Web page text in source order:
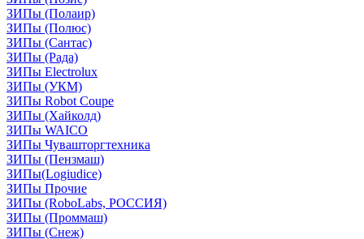
ЗИПы (Полаир)
ЗИПы (Полюс)
ЗИПы (Сантас)
ЗИПы (Рада)
ЗИПы Electrolux
ЗИПы (УКМ)
ЗИПы Robot Coupe
ЗИПы (Хайколд)
ЗИПы WAICO
ЗИПы Чувашторгтехника
ЗИПы (Пензмаш)
ЗИПы(Logiudice)
ЗИПы Прочие
ЗИПы (RoboLabs, РОССИЯ)
ЗИПы (Проммаш)
ЗИПы (Снеж)